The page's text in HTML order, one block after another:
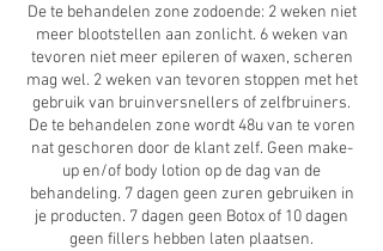
De te behandelen zone zodoende: 2 weken niet
meer blootstellen aan zonlicht. 6 weken van
tevoren niet meer epileren of waxen, scheren
mag wel. 2 weken van tevoren stoppen met het
gebruik van bruinversnellers of zelfbruiners.
De te behandelen zone wordt 48u van te voren
nat geschoren door de klant zelf. Geen make-
up en/of body lotion op de dag van de
behandeling. 7 dagen geen zuren gebruiken in
je producten. 7 dagen geen Botox of 10 dagen
geen fillers hebben laten plaatsen.